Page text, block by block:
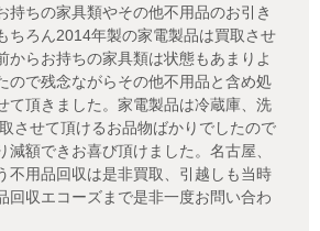
持ちの家具類やその他不用品のお引き
ちろん2014年製の家電製品は買取させ
からお持ちの家具類は状態もあまりよ
ので残念ながらその他不用品と含め処
て頂きました。家電製品は冷蔵庫、洗
させて頂けるお品物ばかりでしたので
減額できお喜び頂けました。名古屋、
不用品回収は是非買取、引越しも当時
回収エコーズまで是非一度お問い合わ